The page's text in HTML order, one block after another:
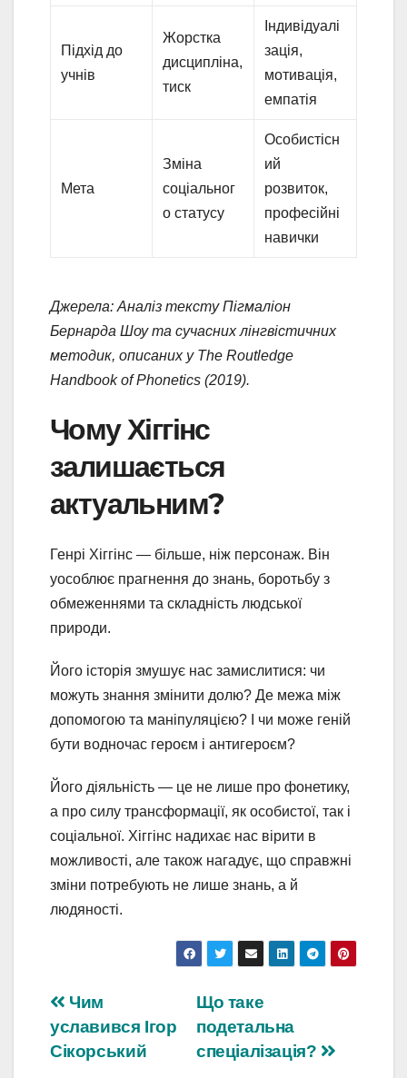
Підхід до
учнів
Жорстка
дисципліна,
тиск
Індивідуалі
зація,
мотивація,
емпатія
Мета
Зміна
соціальног
о статусу
Особистісн
ий
розвиток,
професійні
навички
Джерела: Аналіз тексту Пігмаліон
Бернарда Шоу та сучасних лінгвістичних
методик, описаних у The Routledge
Handbook of Phonetics (2019).
Чому Хіггінс
залишається
актуальним?
Генрі Хіггінс — більше, ніж персонаж. Він
уособлює прагнення до знань, боротьбу з
обмеженнями та складність людської
природи.
Його історія змушує нас замислитися: чи
можуть знання змінити долю? Де межа між
допомогою та маніпуляцією? І чи може геній
бути водночас героєм і антигероєм?
Його діяльність — це не лише про фонетику,
а про силу трансформації, як особистої, так і
соціальної. Хіггінс надихає нас вірити в
можливості, але також нагадує, що справжні
зміни потребують не лише знань, а й
людяності.
Навігація
записів
Що таке
подетальна
спеціалізація?
Чим
уславився Ігор
Сікорський